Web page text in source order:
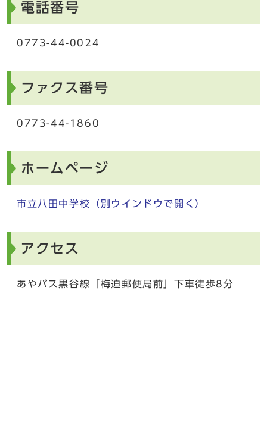
電話番号
0773-44-0024
ファクス番号
0773-44-1860
ホームページ
市立八田中学校 （別ウインドウで開く）
アクセス
あやバス黒谷線「梅迫郵便局前」下車徒歩8分